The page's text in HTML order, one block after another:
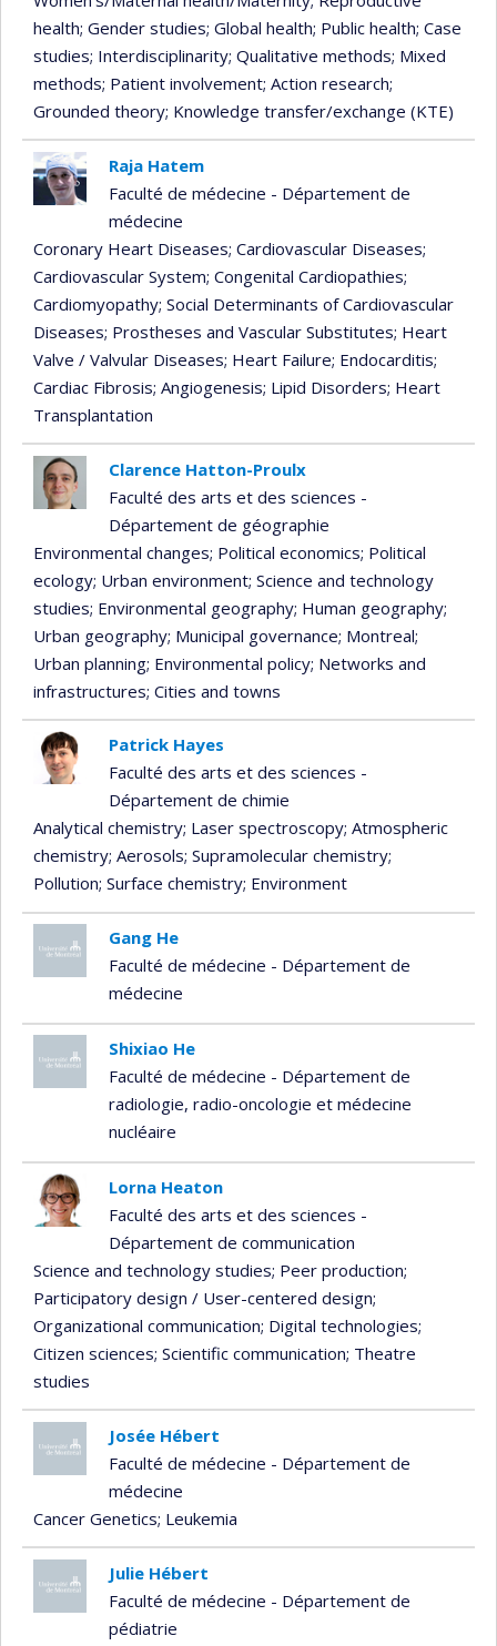
health; Gender studies; Global health; Public health; Case
studies; Interdisciplinarity; Qualitative methods; Mixed
methods; Patient involvement; Action research;
Grounded theory; Knowledge transfer/exchange (KTE)
Raja Hatem
Faculté de médecine - Département de
médecine
Coronary Heart Diseases; Cardiovascular Diseases;
Cardiovascular System; Congenital Cardiopathies;
Cardiomyopathy; Social Determinants of Cardiovascular
Diseases; Prostheses and Vascular Substitutes; Heart
Valve / Valvular Diseases; Heart Failure; Endocarditis;
Cardiac Fibrosis; Angiogenesis; Lipid Disorders; Heart
Transplantation
Clarence Hatton-Proulx
Faculté des arts et des sciences -
Département de géographie
Environmental changes; Political economics; Political
ecology; Urban environment; Science and technology
studies; Environmental geography; Human geography;
Urban geography; Municipal governance; Montreal;
Urban planning; Environmental policy; Networks and
infrastructures; Cities and towns
Patrick Hayes
Faculté des arts et des sciences -
Département de chimie
Analytical chemistry; Laser spectroscopy; Atmospheric
chemistry; Aerosols; Supramolecular chemistry;
Pollution; Surface chemistry; Environment
Gang He
Faculté de médecine - Département de
médecine
Shixiao He
Faculté de médecine - Département de
radiologie, radio-oncologie et médecine
nucléaire
Lorna Heaton
Faculté des arts et des sciences -
Département de communication
Science and technology studies; Peer production;
Participatory design / User-centered design;
Organizational communication; Digital technologies;
Citizen sciences; Scientific communication; Theatre
studies
Josée Hébert
Faculté de médecine - Département de
médecine
Cancer Genetics; Leukemia
Julie Hébert
Faculté de médecine - Département de
pédiatrie